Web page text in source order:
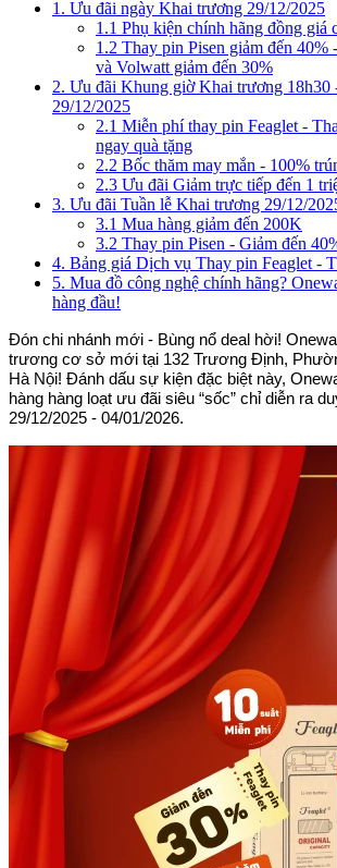
1. Ưu đãi ngày Khai trương 29/12/2025
1.1 Phụ kiện chính hãng đồng giá
1.2 Thay pin Pisen giảm đến 40%
và Volwatt giảm đến 30%
2. Ưu đãi Khung giờ Khai trương 18h30
29/12/2025
2.1 Miễn phí thay pin Feaglet -
ngay quà tặng
2.2 Bốc thăm may mắn - 100%
2.3 Ưu đãi Giảm trực tiếp đến 1
3. Ưu đãi Tuần lễ Khai trương 29/12/
3.1 Mua hàng giảm đến 200K
3.2 Thay pin Pisen - Giảm đến
4. Bảng giá Dịch vụ Thay pin Feaglet -
5. Mua đồ công nghệ chính hãng?
hàng đầu!
Đón chi nhánh mới - Bùng nổ deal hời!
trương cơ sở mới tại 132 Trương Định,
Hà Nội! Đánh dấu sự kiện đặc biệt này,
hàng hàng loạt ưu đãi siêu “sốc” chỉ diễn ra
29/12/2025 - 04/01/2026.